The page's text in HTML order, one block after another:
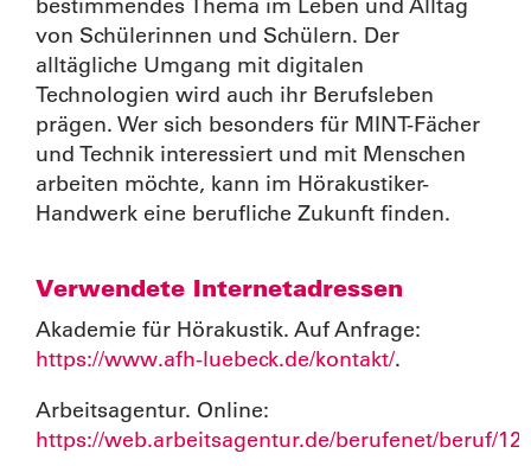
von Schülerinnen und Schülern. Der
alltägliche Umgang mit digitalen
Technologien wird auch ihr Berufsleben
prägen. Wer sich besonders für MINT-Fächer
und Technik interessiert und mit Menschen
arbeiten möchte, kann im Hörakustiker-
Handwerk eine berufliche Zukunft finden.
Verwendete Internetadressen
Akademie für Hörakustik. Auf Anfrage:
https://www.afh-luebeck.de/kontakt/.
Arbeitsagentur. Online:
https://web.arbeitsagentur.de/berufenet/beruf/